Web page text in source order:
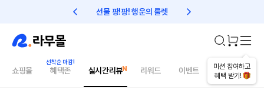
선물 팡!팡! 행운의 룰렛 친구초대 1만원 리워드!
미션 참여하고
혜택 받기!
쇼핑몰 혜택존 실시간리뷰 리워드 이벤트 건강매거진